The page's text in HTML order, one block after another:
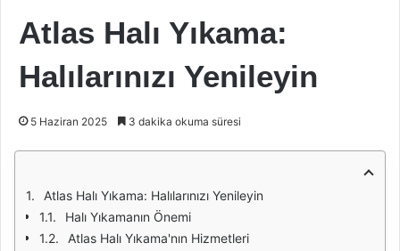
Atlas Halı Yıkama:
Halılarınızı Yenileyin
5 Haziran 2025 3 dakika okuma süresi
Atlas Halı Yıkama: Halılarınızı Yenileyin
Halı Yıkamanın Önemi
Atlas Halı Yıkama'nın Hizmetleri